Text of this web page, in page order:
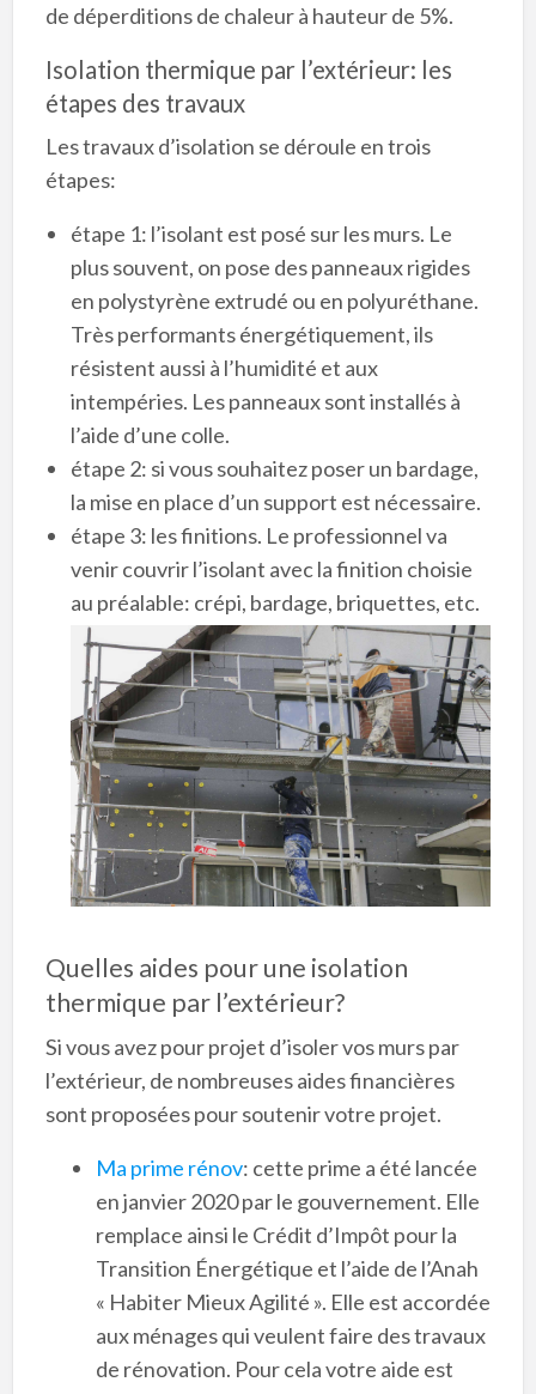
de déperditions de chaleur à hauteur de 5%.
Isolation thermique par l’extérieur: les
étapes des travaux
Les travaux d’isolation se déroule en trois
étapes:
étape 1: l’isolant est posé sur les murs. Le
plus souvent, on pose des panneaux rigides
en polystyrène extrudé ou en polyuréthane.
Très performants énergétiquement, ils
résistent aussi à l’humidité et aux
intempéries. Les panneaux sont installés à
l’aide d’une colle.
étape 2: si vous souhaitez poser un bardage,
la mise en place d’un support est nécessaire.
étape 3: les finitions. Le professionnel va
venir couvrir l’isolant avec la finition choisie
au préalable: crépi, bardage, briquettes, etc.
Quelles aides pour une isolation
thermique par l’extérieur?
Si vous avez pour projet d’isoler vos murs par
l’extérieur, de nombreuses aides financières
sont proposées pour soutenir votre projet.
Ma prime rénov: cette prime a été lancée
en janvier 2020 par le gouvernement. Elle
remplace ainsi le Crédit d’Impôt pour la
Transition Énergétique et l’aide de l’Anah
« Habiter Mieux Agilité ». Elle est accordée
aux ménages qui veulent faire des travaux
de rénovation. Pour cela votre aide est